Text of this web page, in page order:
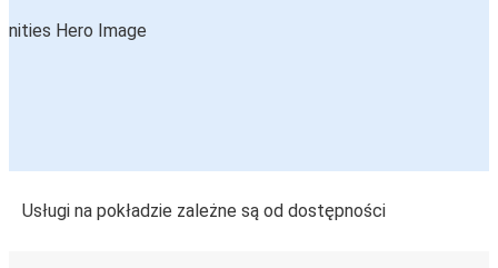
Usługi na pokładzie zależne są od dostępności